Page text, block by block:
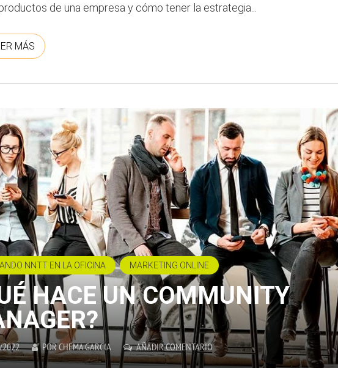
de una empresa y cómo tener la estrategia...
MÁS
NNTT EN LA OFICINA MARKETING ONLINE
HACE UN COMMUNITY
PORCHEMA GARCIA AÑADIR COMENTARIO